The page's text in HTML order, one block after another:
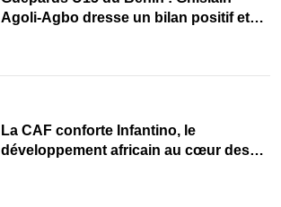
Agoli-Agbo dresse un bilan positif et
La CAF conforte Infantino, le
développement africain au cœur des